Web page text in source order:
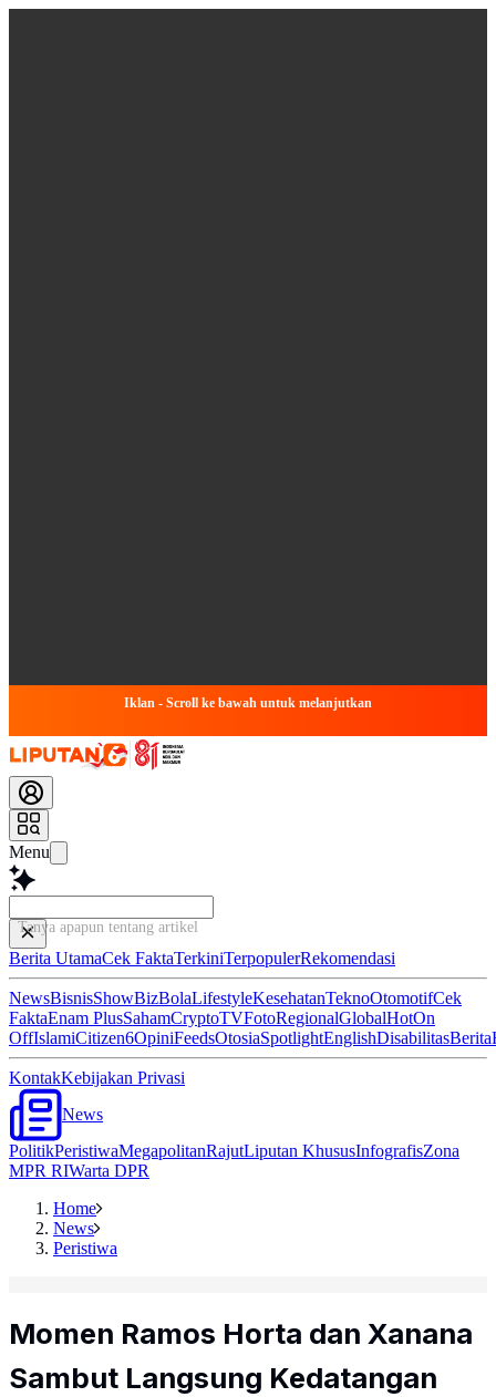
Iklan - Scroll ke bawah untuk melanjutkan
Menu
Tanya apapun tentang artikel ini...
Berita UtamaCek FaktaTerkiniTerpopulerRekomendasi
NewsBisnisShowBizBolaLifestyleKesehatanTeknoOtomotifCek
FaktaEnam PlusSahamCryptoTVFotoRegionalGlobalHotOn
OffIslamiCitizen6OpiniFeedsOtosiaSpotlightEnglishDisabilitasBerita
KontakKebijakan Privasi
News
PolitikPeristiwaMegapolitanRajutLiputan KhususInfografisZona
MPR RIWarta DPR
Home
News
Peristiwa
Momen Ramos Horta dan Xanana
Sambut Langsung Kedatangan